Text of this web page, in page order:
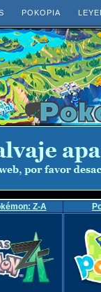
POKOPIA
Z-A